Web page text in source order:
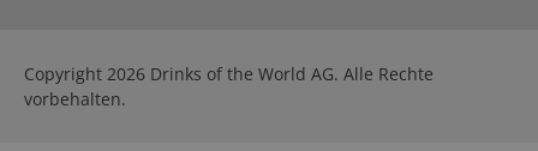
Copyright 2026 Drinks of the World AG. Alle Rechte
vorbehalten.